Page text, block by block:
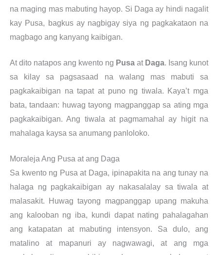
na maging mas mabuting hayop. Si Daga ay hindi nagalit
kay Pusa, bagkus ay nagbigay siya ng pagkakataon na
magbago ang kanyang kaibigan.
At dito natapos ang kwento ng Pusa at Daga. Isang kunot
sa kilay sa pagsasaad na walang mas mabuti sa
pagkakaibigan na tapat at puno ng tiwala. Kaya’t mga
bata, tandaan: huwag tayong magpanggap sa ating mga
pagkakaibigan. Ang tiwala at pagmamahal ay higit na
mahalaga kaysa sa anumang panloloko.
Moraleja Ang Pusa at ang Daga
Sa kwento ng Pusa at Daga, ipinapakita na ang tunay na
halaga ng pagkakaibigan ay nakasalalay sa tiwala at
malasakit. Huwag tayong magpanggap upang makuha
ang kalooban ng iba, kundi dapat nating pahalagahan
ang katapatan at mabuting intensyon. Sa dulo, ang
matalino at mapanuri ay nagwawagi, at ang mga